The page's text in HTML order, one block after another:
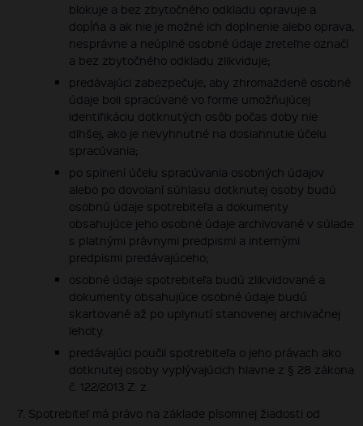
blokuje a bez zbytočného odkladu opravuje a
dopĺňa a ak nie je možné ich doplnenie alebo oprava,
nesprávne a neúplné osobné údaje zreteľne označí
a bez zbytočného odkladu zlikviduje;
predávajúci zabezpečuje, aby zhromaždené osobné
údaje boli spracúvané vo forme umožňujúcej
identifikáciu dotknutých osôb počas doby nie
dlhšej, ako je nevyhnutné na dosiahnutie účelu
spracúvania;
po splnení účelu spracúvania osobných údajov
alebo po dovolaní súhlasu dotknutej osoby budú
osobnú údaje spotrebiteľa a dokumenty
obsahujúce jeho osobné údaje archivované v súlade
s platnými právnymi predpismi a internými
predpismi predávajúceho;
osobné údaje spotrebiteľa budú zlikvidované a
dokumenty obsahujúce osobné údaje budú
skartované až po uplynutí stanovenej archivačnej
lehoty.
predávajúci poučil spotrebiteľa o jeho právach ako
dotknutej osoby vyplývajúcich hlavne z § 28 zákona
č. 122/2013 Z. z.
Spotrebiteľ má právo na základe písomnej žiadosti od